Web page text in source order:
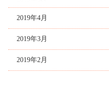
2019年4月
2019年3月
2019年2月